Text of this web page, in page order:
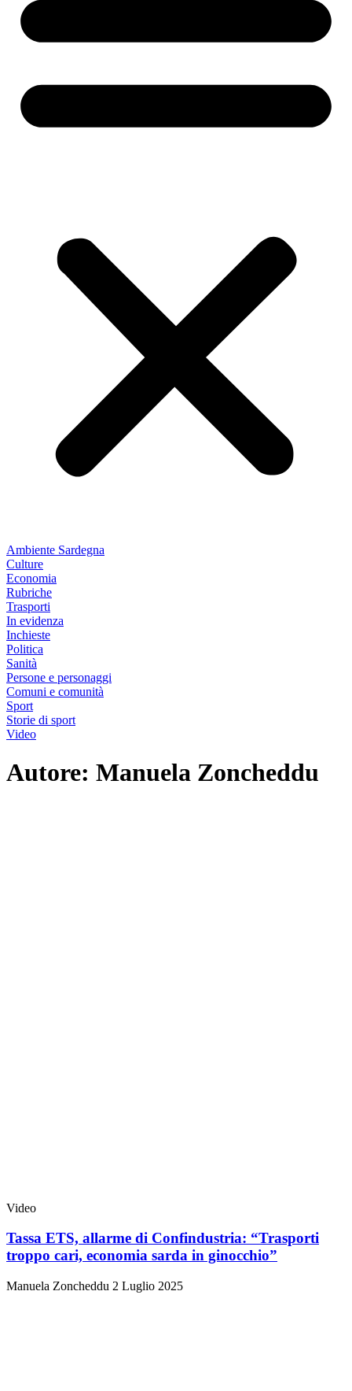
Ambiente Sardegna
Culture
Economia
Rubriche
Trasporti
In evidenza
Inchieste
Politica
Sanità
Persone e personaggi
Comuni e comunità
Sport
Storie di sport
Video
Autore: Manuela Zoncheddu
Video
Tassa ETS, allarme di Confindustria: “Trasporti
troppo cari, economia sarda in ginocchio”
Manuela Zoncheddu 2 Luglio 2025